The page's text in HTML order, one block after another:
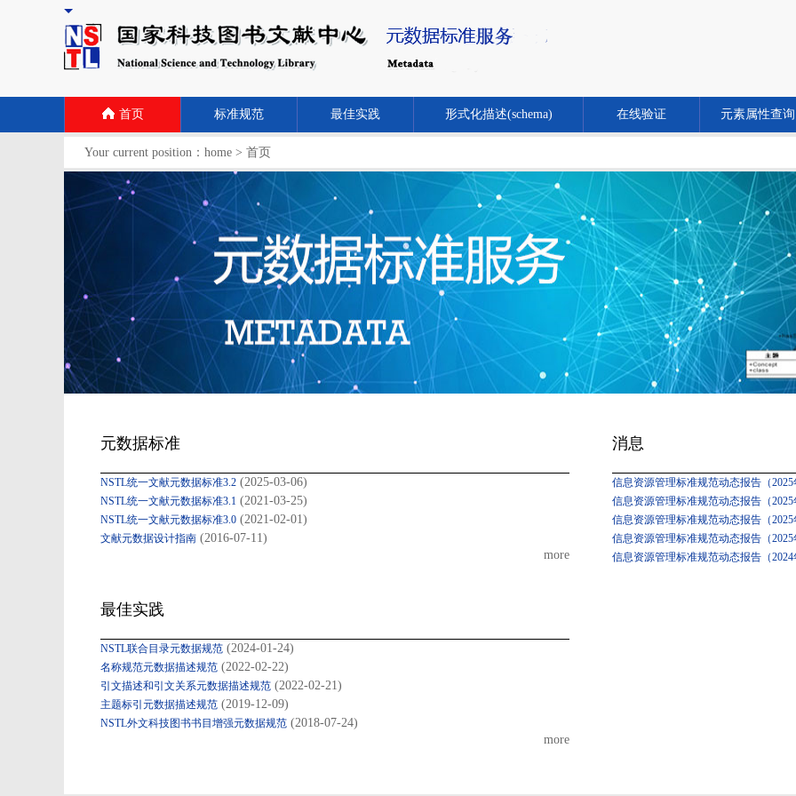
首页 标准规范 最佳实践 形式化描述(schema) 在线验证 元素属性查询
Your current position： home > 首页
元数据标准
NSTL统一文献元数据标准3.2 (2025-03-06)
NSTL统一文献元数据标准3.1 (2021-03-25)
NSTL统一文献元数据标准3.0 (2021-02-01)
文献元数据设计指南 (2016-07-11)
more
消息
信息资源管理标准规范动态报告（
信息资源管理标准规范动态报告（
信息资源管理标准规范动态报告（
信息资源管理标准规范动态报告（
信息资源管理标准规范动态报告（
最佳实践
NSTL联合目录元数据规范 (2024-01-24)
名称规范元数据描述规范 (2022-02-22)
引文描述和引文关系元数据描述规范 (2022-02-21)
主题标引元数据描述规范 (2019-12-09)
NSTL外文科技图书书目增强元数据规范 (2018-07-24)
more